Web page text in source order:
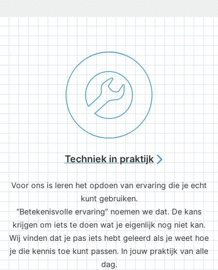
Techniek in praktijkarrow_forward_ios
Voor ons is leren het opdoen van ervaring die je echt
kunt gebruiken.
“Betekenisvolle ervaring” noemen we dat. De kans
krijgen om iets te doen wat je eigenlijk nog niet kan.
Wij vinden dat je pas iets hebt geleerd als je weet hoe
je die kennis toe kunt passen. In jouw praktijk van alle
dag.